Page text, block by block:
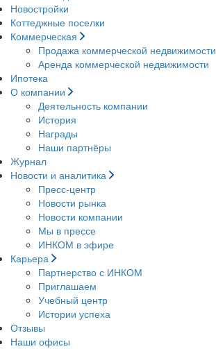
Новостройки
Коттеджные поселки
Коммерческая
Продажа коммерческой недвижимости
Аренда коммерческой недвижимости
Ипотека
О компании
Деятельность компании
История
Награды
Наши партнёры
Журнал
Новости и аналитика
Пресс-центр
Новости рынка
Новости компании
Мы в прессе
ИНКОМ в эфире
Карьера
Партнерство с ИНКОМ
Приглашаем
Учебный центр
Истории успеха
Отзывы
Наши офисы